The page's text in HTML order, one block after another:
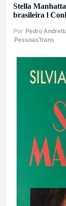
Stella
brasileira l
Por Pedro
PessoasTrans